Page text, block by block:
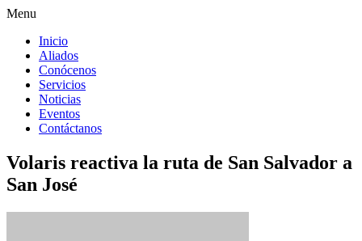
Menu
Inicio
Aliados
Conócenos
Servicios
Noticias
Eventos
Contáctanos
Volaris reactiva la ruta de San Salvador a
San José